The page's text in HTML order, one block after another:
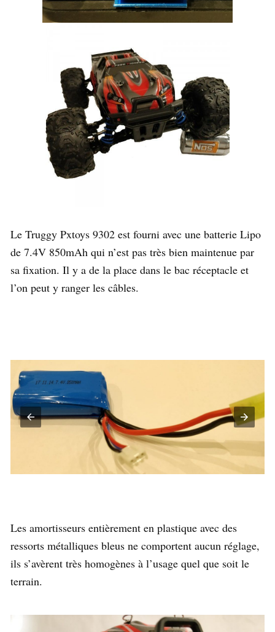
Le Truggy Pxtoys 9302 est fourni avec une batterie Lipo
de 7.4V 850mAh qui n’est pas très bien maintenue par
sa fixation. Il y a de la place dans le bac réceptacle et
l’on peut y ranger les câbles.
Les amortisseurs entièrement en plastique avec des
ressorts métalliques bleus ne comportent aucun réglage,
ils s’avèrent très homogènes à l’usage quel que soit le
terrain.